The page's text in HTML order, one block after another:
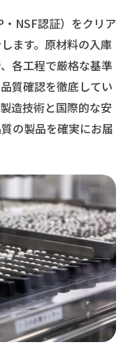
NSF認証）をクリア
ます。原材料の入庫
各工程で厳格な基準
質確認を徹底してい
造技術と国際的な安
の製品を確実にお届